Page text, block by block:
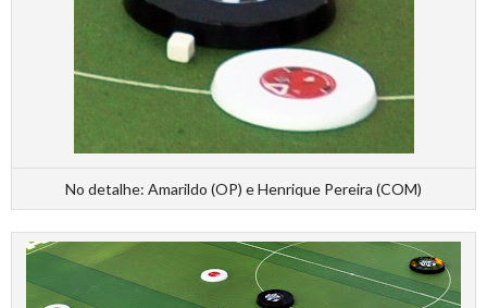
No detalhe: Amarildo (OP) e Henrique Pereira (COM)